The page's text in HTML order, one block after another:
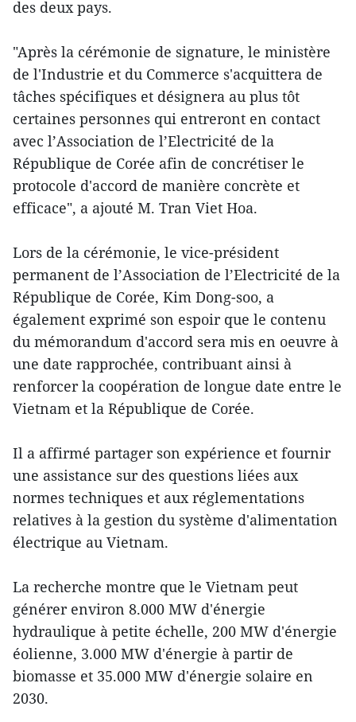
des deux pays.
"Après la cérémonie de signature, le ministère
de l'Industrie et du Commerce s'acquittera de
tâches spécifiques et désignera au plus tôt
certaines personnes qui entreront en contact
avec l’Association de l’Electricité de la
République de Corée afin de concrétiser le
protocole d'accord de manière concrète et
efficace", a ajouté M. Tran Viet Hoa.
Lors de la cérémonie, le vice-président
permanent de l’Association de l’Electricité de la
République de Corée, Kim Dong-soo, a
également exprimé son espoir que le contenu
du mémorandum d'accord sera mis en oeuvre à
une date rapprochée, contribuant ainsi à
renforcer la coopération de longue date entre le
Vietnam et la République de Corée.
Il a affirmé partager son expérience et fournir
une assistance sur des questions liées aux
normes techniques et aux réglementations
relatives à la gestion du système d'alimentation
électrique au Vietnam.
La recherche montre que le Vietnam peut
générer environ 8.000 MW d'énergie
hydraulique à petite échelle, 200 MW d'énergie
éolienne, 3.000 MW d'énergie à partir de
biomasse et 35.000 MW d'énergie solaire en
2030.